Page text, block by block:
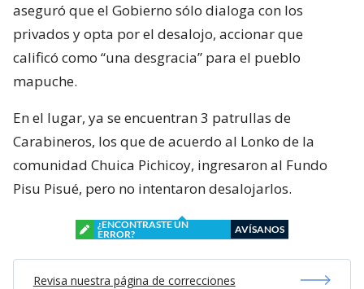
aseguró que el Gobierno sólo dialoga con los
privados y opta por el desalojo, accionar que
calificó como “una desgracia” para el pueblo
mapuche.
En el lugar, ya se encuentran 3 patrullas de
Carabineros, los que de acuerdo al Lonko de la
comunidad Chuica Pichicoy, ingresaron al Fundo
Pisu Pisué, pero no intentaron desalojarlos.
¿ENCONTRASTE UN
ERROR?
AVÍSANOS
Revisa nuestra página de correcciones